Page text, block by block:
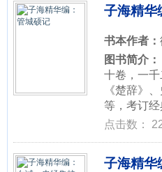
子海精华
书本作者：
图书简介：
十卷，一
《楚辞》
等，考订
点击数：
子海精华